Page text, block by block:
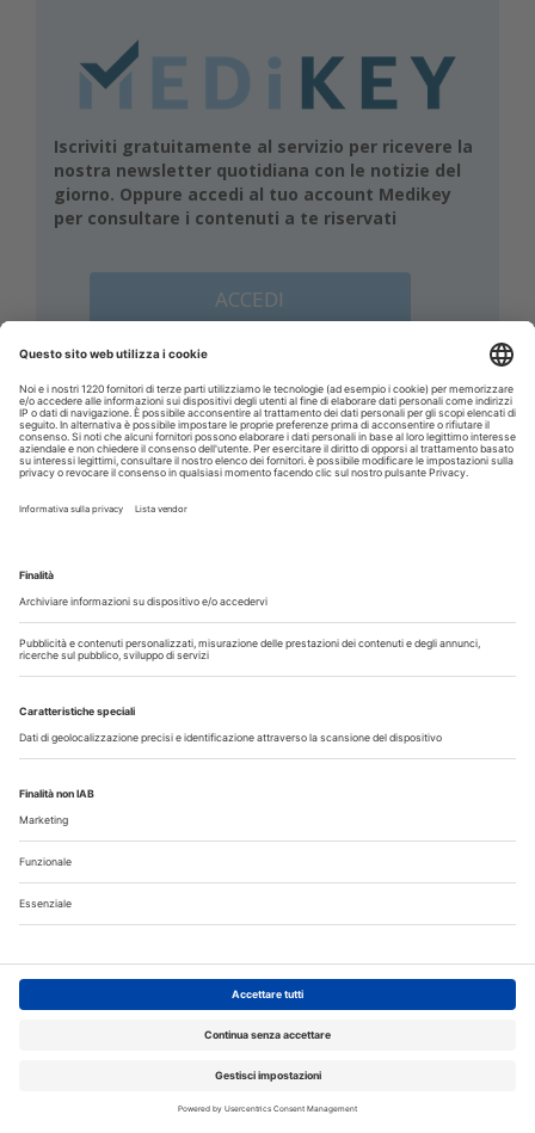
Iscriviti gratuitamente al servizio per ricevere la
nostra newsletter quotidiana con le notizie del
giorno. Oppure accedi al tuo account Medikey
per consultare i contenuti a te riservati
ACCEDI
Corsi ECM
DENTAL CADMOS 2026 - 2028 triennale 150
crediti ECM
Corsi FAD odontoiatri DENTAL CADMOS triennale 150
Crediti ECM:150 crediti
Prezzo:280,00 € IVA inclusa
Libri